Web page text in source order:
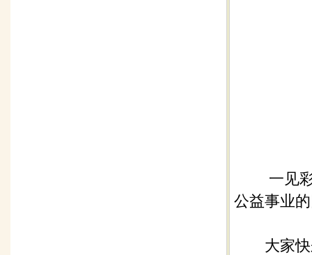
一见彩
公益事业
大家快来